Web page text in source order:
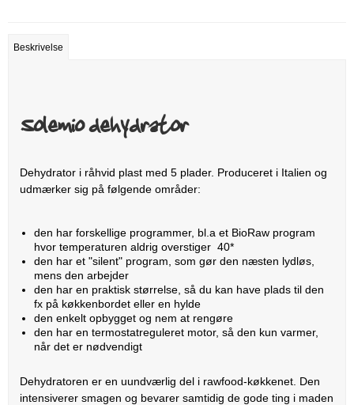
Beskrivelse
Solemio dehydrator
Dehydrator i råhvid plast med 5 plader. Produceret i Italien og
udmærker sig på følgende områder:
den har forskellige programmer, bl.a et BioRaw program
hvor temperaturen aldrig overstiger 40*
den har et "silent" program, som gør den næsten lydløs,
mens den arbejder
den har en praktisk størrelse, så du kan have plads til den
fx på køkkenbordet eller en hylde
den enkelt opbygget og nem at rengøre
den har en termostatreguleret motor, så den kun varmer,
når det er nødvendigt
Dehydratoren er en uundværlig del i rawfood-køkkenet. Den
intensiverer smagen og bevarer samtidig de gode ting i maden